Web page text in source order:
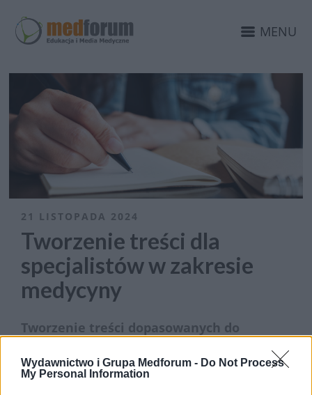
Wydawnictwo i Grupa Medforum - Do Not Process
My Personal Information
MENU
21 LISTOPADA 2024
Tworzenie treści dla
specjalistów w zakresie
medycyny
Tworzenie treści dopasowanych do
potrzeb lekarzy, farmaceutów, położnych i
pacjentów to zadanie wymagające precyzji